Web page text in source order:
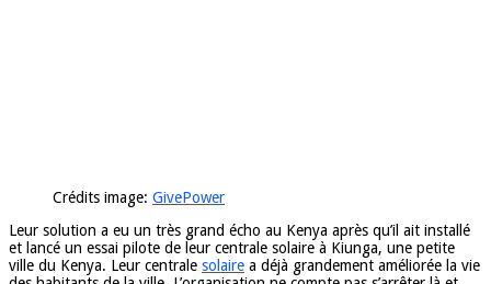
Crédits image: GivePower
Leur solution a eu un très grand écho au Kenya après qu’il ait installé
et lancé un essai pilote de leur centrale solaire à Kiunga, une petite
ville du Kenya. Leur centrale solaire a déjà grandement améliorée la vie